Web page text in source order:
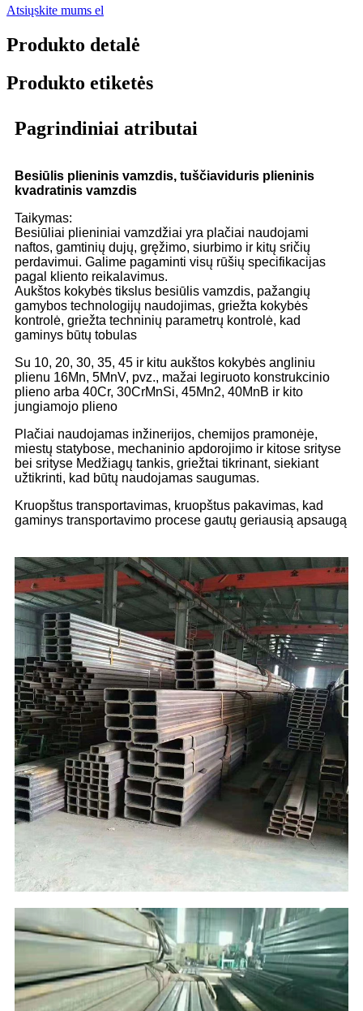
Atsiųskite mums el
Produkto detalė
Produkto etiketės
Pagrindiniai atributai
Besiūlis plieninis vamzdis, tuščiaviduris plieninis
kvadratinis vamzdis
Taikymas:
Besiūliai plieniniai vamzdžiai yra plačiai naudojami
naftos, gamtinių dujų, gręžimo, siurbimo ir kitų sričių
perdavimui. Galime pagaminti visų rūšių specifikacijas
pagal kliento reikalavimus.
Aukštos kokybės tikslus besiūlis vamzdis, pažangių
gamybos technologijų naudojimas, griežta kokybės
kontrolė, griežta techninių parametrų kontrolė, kad
gaminys būtų tobulas
Su 10, 20, 30, 35, 45 ir kitu aukštos kokybės angliniu
plienu 16Mn, 5MnV, pvz., mažai legiruoto konstrukcinio
plieno arba 40Cr, 30CrMnSi, 45Mn2, 40MnB ir kito
jungiamojo plieno
Plačiai naudojamas inžinerijos, chemijos pramonėje,
miestų statybose, mechaninio apdorojimo ir kitose srityse
bei srityse Medžiagų tankis, griežtai tikrinant, siekiant
užtikrinti, kad būtų naudojamas saugumas.
Kruopštus transportavimas, kruopštus pakavimas, kad
gaminys transportavimo procese gautų geriausią apsaugą